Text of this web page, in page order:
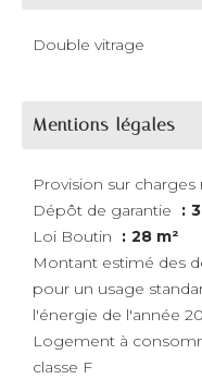
Double vitrage
Mentions légales
Provision sur
Dépôt de garantie
Loi Boutin
28 m²
Montant estimé des
pour un usage
l'énergie de l'année
Logement à
classe F